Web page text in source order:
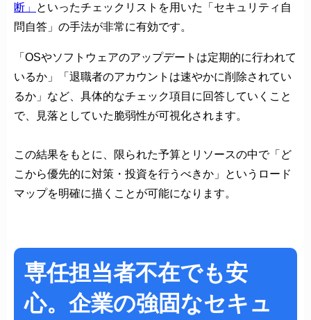
断」
といったチェックリストを用いた「セキュリティ自
問自答」の手法が非常に有効です。
「OSやソフトウェアのアップデートは定期的に行われて
いるか」「退職者のアカウントは速やかに削除されてい
るか」など、具体的なチェック項目に回答していくこと
で、見落としていた脆弱性が可視化されます。
この結果をもとに、限られた予算とリソースの中で「ど
こから優先的に対策・投資を行うべきか」というロード
マップを明確に描くことが可能になります。
専任担当者不在でも安
心。企業の強固なセキュ